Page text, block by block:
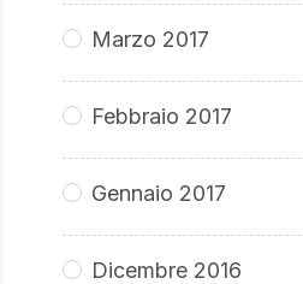
Marzo 2017
Febbraio 2017
Gennaio 2017
Dicembre 2016